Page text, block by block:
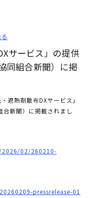
サービス」の提供
同組合新聞）に掲
遮熱剤散布DXサービス」
新聞）に掲載されまし
02/260210-
pressrelease-01